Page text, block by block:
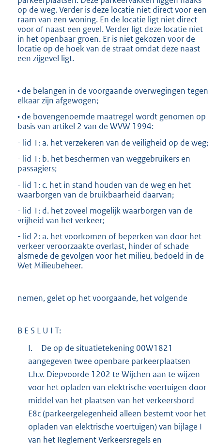
op de weg. Verder is deze locatie niet direct voor een
raam van een woning. En de locatie ligt niet direct
voor of naast een gevel. Verder ligt deze locatie niet
in het openbaar groen. Er is niet gekozen voor de
locatie op de hoek van de straat omdat deze naast
een zijgevel ligt.
• de belangen in de voorgaande overwegingen tegen
elkaar zijn afgewogen;
• de bovengenoemde maatregel wordt genomen op
basis van artikel 2 van de WVW 1994:
- lid 1: a. het verzekeren van de veiligheid op de weg;
- lid 1: b. het beschermen van weggebruikers en
passagiers;
- lid 1: c. het in stand houden van de weg en het
waarborgen van de bruikbaarheid daarvan;
- lid 1: d. het zoveel mogelijk waarborgen van de
vrijheid van het verkeer;
- lid 2: a. het voorkomen of beperken van door het
verkeer veroorzaakte overlast, hinder of schade
alsmede de gevolgen voor het milieu, bedoeld in de
Wet Milieubeheer.
nemen, gelet op het voorgaande, het volgende
B E S L U I T:
I.
De op de situatietekening 00W1821
aangegeven twee openbare parkeerplaatsen
t.h.v. Diepvoorde 1202 te Wijchen aan te wijzen
voor het opladen van elektrische voertuigen door
middel van het plaatsen van het verkeersbord
E8c (parkeergelegenheid alleen bestemt voor het
opladen van elektrische voertuigen) van bijlage I
van het Reglement Verkeersregels en